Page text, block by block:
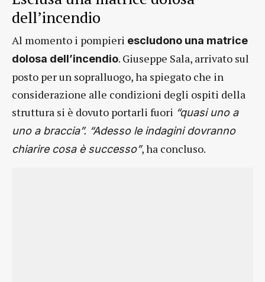
dell’incendio
Al momento i pompieri escludono una matrice
dolosa dell’incendio. Giuseppe Sala, arrivato sul
posto per un sopralluogo, ha spiegato che in
considerazione alle condizioni degli ospiti della
struttura si è dovuto portarli fuori “quasi uno a
uno a braccia”. “Adesso le indagini dovranno
chiarire cosa è successo”, ha concluso.